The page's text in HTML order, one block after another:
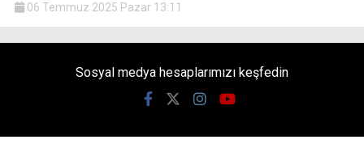
06 Temmuz 2025 Pazar 13:11
Sosyal medya hesaplarımızı keşfedin